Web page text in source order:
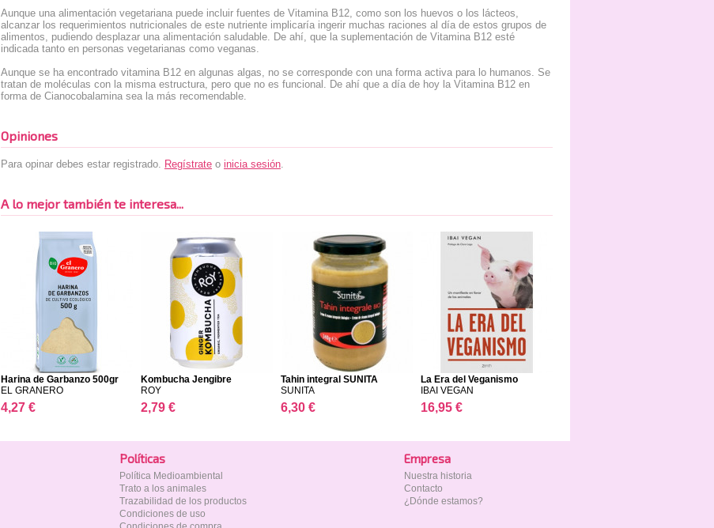
Aunque una alimentación vegetariana puede incluir fuentes de Vitamina B12, como son los huevos o los lácteos,
alcanzar los requerimientos nutricionales de este nutriente implicaría ingerir muchas raciones al día de estos grupos de
alimentos, pudiendo desplazar una alimentación saludable. De ahí, que la suplementación de Vitamina B12 esté
indicada tanto en personas vegetarianas como veganas.
Aunque se ha encontrado vitamina B12 en algunas algas, no se corresponde con una forma activa para lo humanos. Se
tratan de moléculas con la misma estructura, pero que no es funcional. De ahí que a día de hoy la Vitamina B12 en
forma de Cianocobalamina sea la más recomendable.
Opiniones
Para opinar debes estar registrado. Regístrate o inicia sesión.
A lo mejor también te interesa...
Harina de Garbanzo 500gr
EL GRANERO
4,27 €
Kombucha Jengibre
ROY
2,79 €
Tahin integral SUNITA
SUNITA
6,30 €
La Era del Veganismo
IBAI VEGAN
16,95 €
Polí­ticas
Política Medioambiental
Trato a los animales
Trazabilidad de los productos
Condiciones de uso
Empresa
Nuestra historia
Contacto
¿Dónde estamos?